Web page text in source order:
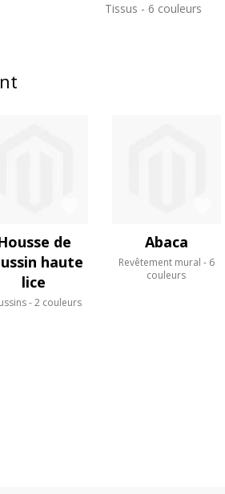
Tissus 6 couleurs
de
haute
lice
2 couleurs
Abaca
Revêtement mural
6
couleurs